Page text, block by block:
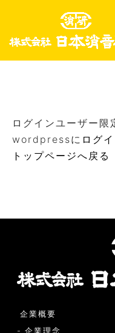
ログインユーザー限
wordpressに ログ
トップページへ戻る
企業概要
- 企業理念